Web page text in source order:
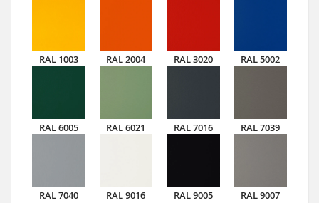
RAL 1003 RAL 2004 RAL 3020 RAL 5002
RAL 6005 RAL 6021 RAL 7016 RAL 7039
RAL 7040 RAL 9016 RAL 9005 RAL 9007